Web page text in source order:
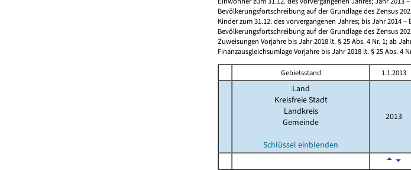
Bevölkerungsfortschreibung auf der Grundlage des Zensus
Kinder zum 31.12. des vorvergangenen Jahres; bis Jahr 2014
Bevölkerungsfortschreibung auf der Grundlage des Zensus
Zuweisungen Vorjahre bis Jahr 2018 lt. § 25 Abs. 4 Nr. 1; ab
Finanzausgleichsumlage Vorjahre bis Jahr 2018 lt. § 25 Abs. 4
Gebietsstand 1.1.2013
Land
Kreisfreie Stadt
Landkreis
Gemeinde
Schlüssel einblenden
2013